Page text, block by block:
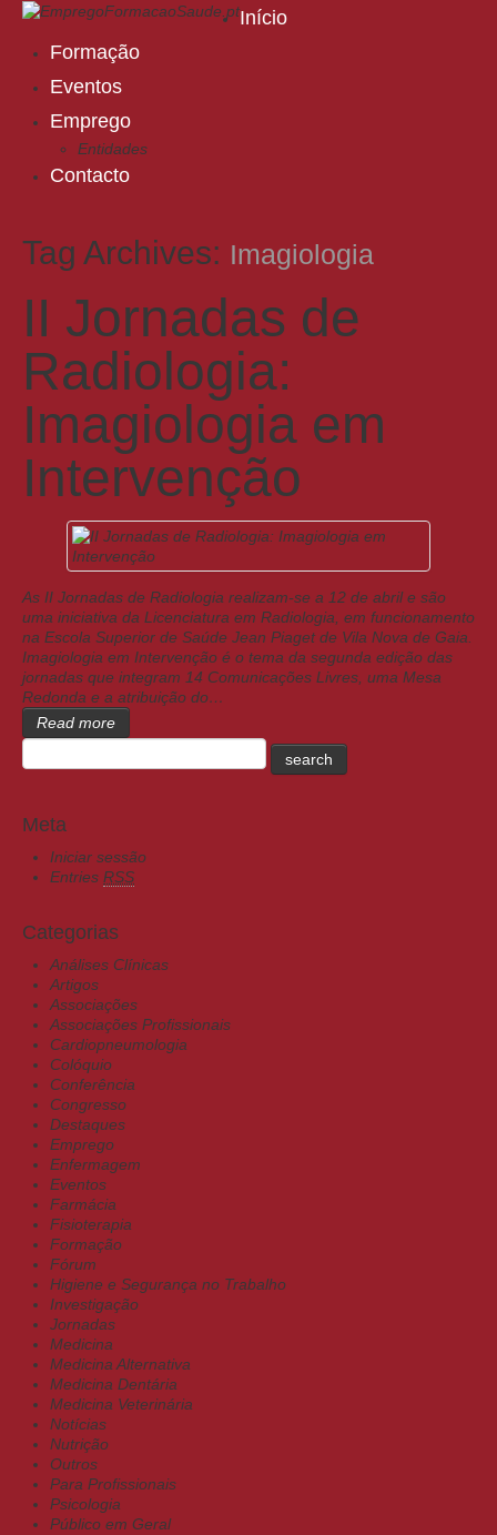
Início
Formação
Eventos
Emprego
Entidades
Contacto
Tag Archives: Imagiologia
II Jornadas de
Radiologia:
Imagiologia em
Intervenção
As II Jornadas de Radiologia realizam-se a 12 de abril e são
uma iniciativa da Licenciatura em Radiologia, em funcionamento
na Escola Superior de Saúde Jean Piaget de Vila Nova de Gaia.
Imagiologia em Intervenção é o tema da segunda edição das
jornadas que integram 14 Comunicações Livres, uma Mesa
Redonda e a atribuição do…
Read more
Meta
Iniciar sessão
Entries RSS
Categorias
Análises Clínicas
Artigos
Associações
Associações Profissionais
Cardiopneumologia
Colóquio
Conferência
Congresso
Destaques
Emprego
Enfermagem
Eventos
Farmácia
Fisioterapia
Formação
Fórum
Higiene e Segurança no Trabalho
Investigação
Jornadas
Medicina
Medicina Alternativa
Medicina Dentária
Medicina Veterinária
Notícias
Nutrição
Outros
Para Profissionais
Psicologia
Público em Geral